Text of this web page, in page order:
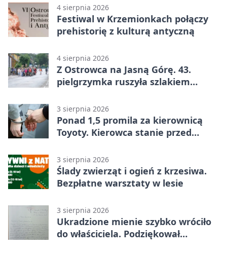
4 sierpnia 2026
Festiwal w Krzemionkach połączy
prehistorię z kulturą antyczną
4 sierpnia 2026
Z Ostrowca na Jasną Górę. 43.
pielgrzymka ruszyła szlakiem
3 sierpnia 2026
Ponad 1,5 promila za kierownicą
Toyoty. Kierowca stanie przed
3 sierpnia 2026
Ślady zwierząt i ogień z krzesiwa.
Bezpłatne warsztaty w lesie
3 sierpnia 2026
Ukradzione mienie szybko wróciło
do właściciela. Podziękował